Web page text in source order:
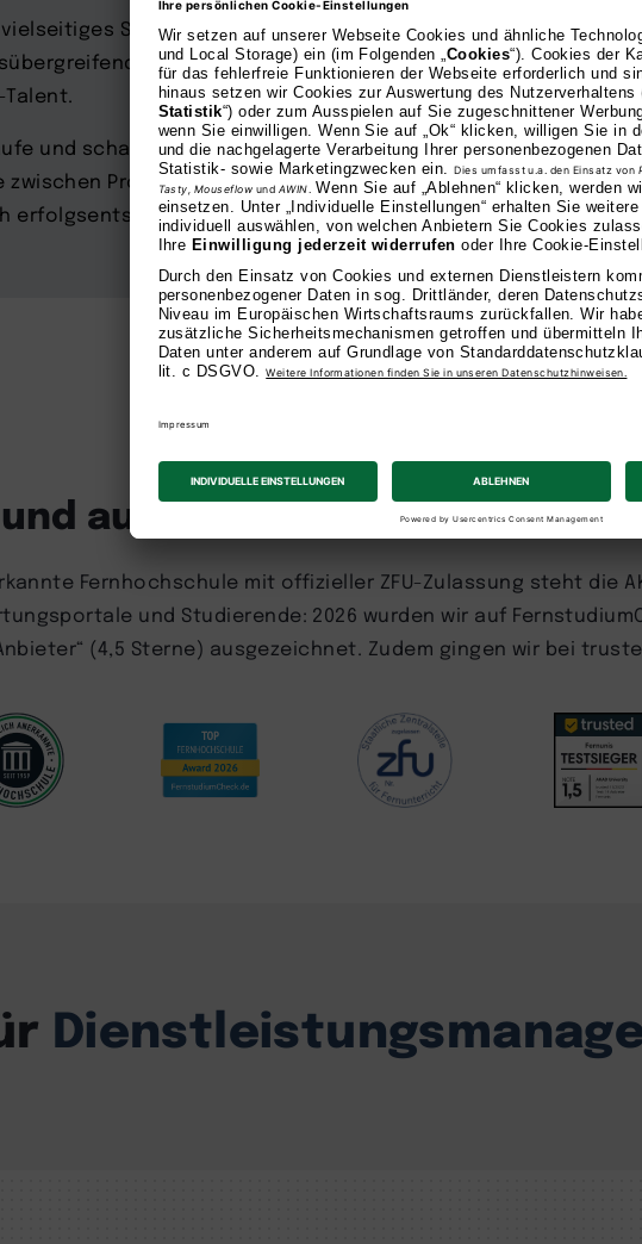
Skill-Set an, um in Ihrem Berufsleben
arbeiten zu können – Ihr Weg zum
und schaffen neue, überzeugende Prozesse
zwischen Produkt/Angebot und Kundschaft, also
erfolgsentscheidender Stelle.
ausgezeichnet
Fernhochschule mit offizieller ZFU-Zulassung steht die
und Studierende: 2026 wurden wir auf
(4,5 Sterne) ausgezeichnet. Zudem gingen wir bei